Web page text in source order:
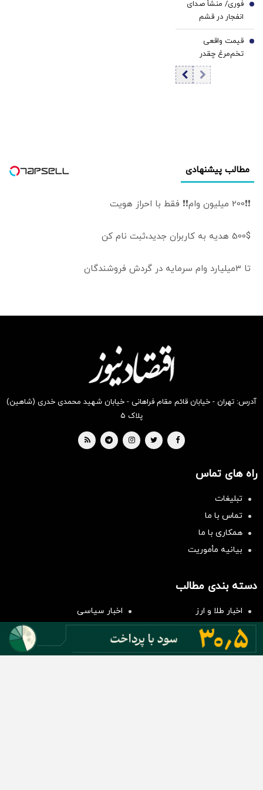
جزئیات تماس
تلفنی
فوری/ منشأ صدای
انفجار در قشم
مشخص شد/ مقابه
با اهداف دشمن در
ورودی تنگه هرمز
6
قیمت واقعی
تخم‌مرغ چقدر
است؟/ مصرف
روزانه ۳ هزار و ۳۰۰
7
مطالب پیشنهادی
❗❗200 میلیون وام❗❗ فقط با احراز هویت
500$ هدیه به کاربران جدید،ثبت نام کن
تا 3میلیارد وام سرمایه در گردش فروشندگان
آدرس: تهران - خیابان قائم مقام فراهانی - خیابان شهید محمدی خدری (شاهین)
پلاک ۵
راه های تماس
تبلیغات
تماس با ما
همکاری با ما
بیانیه مأموریت
دسته بندی مطالب
اخبار طلا و ارز
اخبار سیاسی
اخبار بورس
اخبار مسکن
اخبار خودرو
اخبار تکنولوژی